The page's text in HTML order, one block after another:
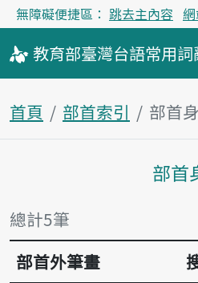
無障礙便捷區： 跳去主內容
教育部臺灣台語常用詞
首頁 部首索引 部首
主
部首
總計5筆
部首外筆畫